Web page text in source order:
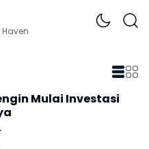
Mulai Investasi